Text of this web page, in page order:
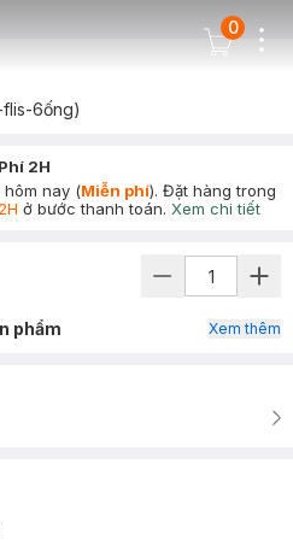
Cart Icon
0
6ống)
2H
hôm nay (Miễn phí). Đặt hàng trong
2H ở bước thanh toán. Xem chi tiết
phẩm Xem thêm